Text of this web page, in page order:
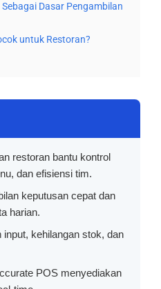
Dasar Pengambilan
untuk Restoran?
restoran bantu kontrol
dan efisiensi tim.
keputusan cepat dan
harian.
input, kehilangan stok, dan
POS menyediakan